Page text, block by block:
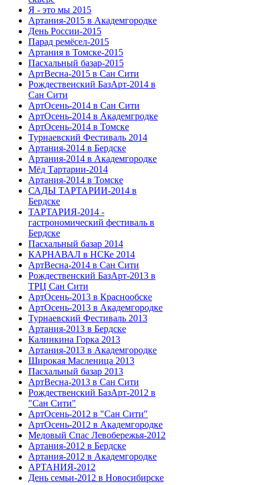
Я - это мы 2015
Артания-2015 в Академгородке
День России-2015
Парад ремёсел-2015
Артания в Томске-2015
Пасхальный базар-2015
АртВесна-2015 в Сан Сити
Рождественский БазАрт-2014 в
Сан Сити
АртОсень-2014 в Сан Сити
АртОсень-2014 в Академгродке
АртОсень-2014 в Томске
Турнаевский Фестиваль 2014
Артания-2014 в Бердске
Артания-2014 в Академгородке
Мёд Тартарии-2014
Артания-2014 в Томске
САДЫ ТАРТАРИИ-2014 в
Бердске
ТАРТАРИЯ-2014 -
гастрономический фестиваль в
Бердске
Пасхальный базар 2014
КАРНАВАЛ в НСКе 2014
АртВесна-2014 в Сан Сити
Рождественский БазАрт-2013 в
ТРЦ Сан Сити
АртОсень-2013 в Краснообске
АртОсень-2013 в Академгородке
Турнаевский Фестиваль 2013
Артания-2013 в Бердске
Калинкина Горка 2013
Артания-2013 в Академгородке
Широкая Масленица 2013
Пасхальный базар 2013
АртВесна-2013 в Сан Сити
Рождественский БазАрт-2012 в
"Сан Сити"
АртОсень-2012 в "Сан Сити"
АртОсень-2012 в Академгородке
Медовый Спас Левобережья-2012
Артания-2012 в Бердске
Артания-2012 в Академгородке
АРТАНИЯ-2012
День семьи-2012 в Новосибирске